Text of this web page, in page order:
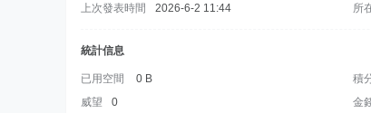
上次發表時間
2026-6-2 11:44 所
統計信息
已用空間 0 B 積
威望
0 金